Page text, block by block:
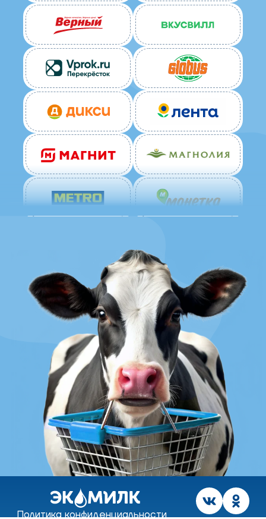
Политика конфиденциальности